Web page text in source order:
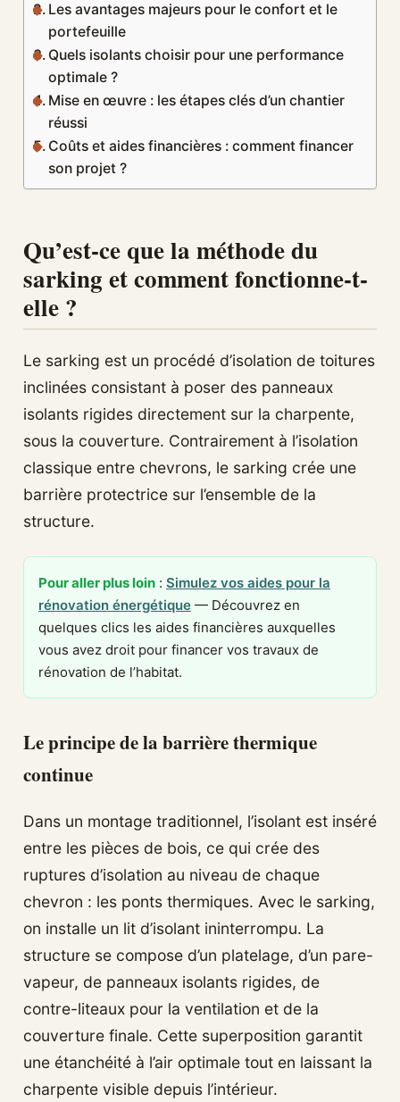
Les avantages majeurs pour le confort et le
portefeuille
Quels isolants choisir pour une performance
optimale ?
Mise en œuvre : les étapes clés d’un chantier
réussi
Coûts et aides financières : comment financer
son projet ?
Qu’est-ce que la méthode du
sarking et comment fonctionne-t-
elle ?
Le sarking est un procédé d’isolation de toitures
inclinées consistant à poser des panneaux
isolants rigides directement sur la charpente,
sous la couverture. Contrairement à l’isolation
classique entre chevrons, le sarking crée une
barrière protectrice sur l’ensemble de la
structure.
Pour aller plus loin : Simulez vos aides pour la
rénovation énergétique — Découvrez en
quelques clics les aides financières auxquelles
vous avez droit pour financer vos travaux de
rénovation de l’habitat.
Le principe de la barrière thermique
continue
Dans un montage traditionnel, l’isolant est inséré
entre les pièces de bois, ce qui crée des
ruptures d’isolation au niveau de chaque
chevron : les ponts thermiques. Avec le sarking,
on installe un lit d’isolant ininterrompu. La
structure se compose d’un platelage, d’un pare-
vapeur, de panneaux isolants rigides, de
contre-liteaux pour la ventilation et de la
couverture finale. Cette superposition garantit
une étanchéité à l’air optimale tout en laissant la
charpente visible depuis l’intérieur.